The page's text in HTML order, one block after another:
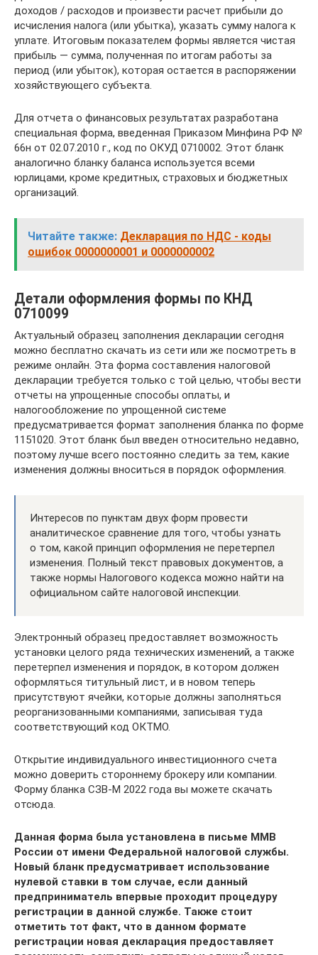
доходов / расходов и произвести расчет прибыли до
исчисления налога (или убытка), указать сумму налога к
уплате. Итоговым показателем формы является чистая
прибыль — сумма, полученная по итогам работы за
период (или убыток), которая остается в распоряжении
хозяйствующего субъекта.
Для отчета о финансовых результатах разработана
специальная форма, введенная Приказом Минфина РФ №
66н от 02.07.2010 г., код по ОКУД 0710002. Этот бланк
аналогично бланку баланса используется всеми
юрлицами, кроме кредитных, страховых и бюджетных
организаций.
Читайте также: Декларация по НДС - коды
ошибок 0000000001 и 0000000002
Детали оформления формы по КНД
0710099
Актуальный образец заполнения декларации сегодня
можно бесплатно скачать из сети или же посмотреть в
режиме онлайн. Эта форма составления налоговой
декларации требуется только с той целью, чтобы вести
отчеты на упрощенные способы оплаты, и
налогообложение по упрощенной системе
предусматривается формат заполнения бланка по форме
1151020. Этот бланк был введен относительно недавно,
поэтому лучше всего постоянно следить за тем, какие
изменения должны вноситься в порядок оформления.
Интересов по пунктам двух форм провести
аналитическое сравнение для того, чтобы узнать
о том, какой принцип оформления не перетерпел
изменения. Полный текст правовых документов, а
также нормы Налогового кодекса можно найти на
официальном сайте налоговой инспекции.
Электронный образец предоставляет возможность
установки целого ряда технических изменений, а также
перетерпел изменения и порядок, в котором должен
оформляться титульный лист, и в новом теперь
присутствуют ячейки, которые должны заполняться
реорганизованными компаниями, записывая туда
соответствующий код ОКТМО.
Открытие индивидуального инвестиционного счета
можно доверить стороннему брокеру или компании.
Форму бланка СЗВ-М 2022 года вы можете скачать
отсюда.
Данная форма была установлена в письме ММВ
России от имени Федеральной налоговой службы.
Новый бланк предусматривает использование
нулевой ставки в том случае, если данный
предприниматель впервые проходит процедуру
регистрации в данной службе. Также стоит
отметить тот факт, что в данном формате
регистрации новая декларация предоставляет